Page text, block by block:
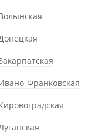
Франковская